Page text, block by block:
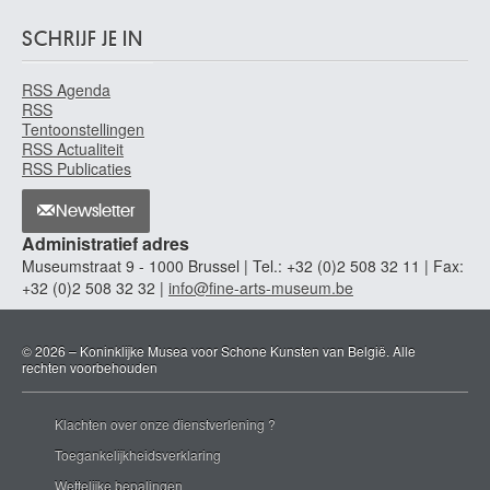
Brussel 1602 - Parijs (Frankrijk) 1674
Volos (Griekenland) 1888 - Rome (Italië) 1978
de Claew Adriaan
Leiden (Nederland) 1657 - Brussel 1715 of na 1721
de Clerck Hendrick
Brussel vóór 1570? - 1630
De Clercq Hugo
Gent 1930 - 1996
de Cock Jan Claudius
Brussel 1667 - Antwerpen 1735
de Cock Maerten
Antwerpen 1578 - Augsburg, Beieren (Duitsland) 1661
de Cock Xavier
Gent 1818 - Deurle / Sint-Martens-Latem 1896
de Coene Henri
SCHRIJF JE IN
RSS Agenda
RSS
Tentoonstellingen
RSS Actualiteit
RSS Publicaties
Newsletter
Administratief adres
Museumstraat 9 - 1000 Brussel | Tel.: +32 (0)2 508 32 11 | Fax:
+32 (0)2 508 32 32 | info@fine-arts-museum.be
© 2026 – Koninklijke Musea voor Schone Kunsten van België. Alle
rechten voorbehouden
Klachten over onze dienstverlening ?
Toegankelijkheidsverklaring
Wettelijke bepalingen